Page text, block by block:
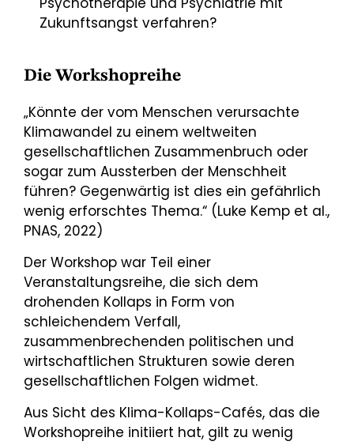
Zukunftsangst verfahren?
Die Workshopreihe
„Könnte der vom Menschen verursachte
Klimawandel zu einem weltweiten
gesellschaftlichen Zusammenbruch oder
sogar zum Aussterben der Menschheit
führen? Gegenwärtig ist dies ein gefährlich
wenig erforschtes Thema.“ (Luke Kemp et al.,
PNAS, 2022)
Der Workshop war Teil einer
Veranstaltungsreihe, die sich dem
drohenden Kollaps in Form von
schleichendem Verfall,
zusammenbrechenden politischen und
wirtschaftlichen Strukturen sowie deren
gesellschaftlichen Folgen widmet.
Aus Sicht des Klima-Kollaps-Cafés, das die
Workshopreihe initiiert hat, gilt zu wenig